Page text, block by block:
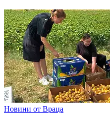
Новини от Враца